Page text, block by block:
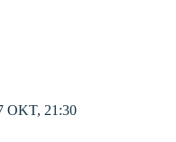
OKT, 21:30